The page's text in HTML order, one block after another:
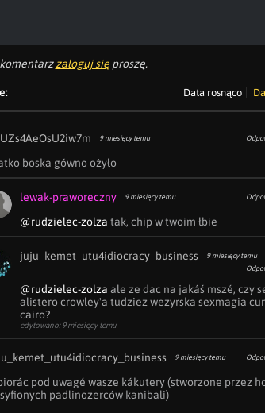
zaloguj sięproszę.
Data rosnąco
9 miesięcy temu
boska gówno ożyło
lewak-praworeczny 9 miesięcy temu
@rudzielec-zolza tak, chip w twoim łbie
juju_kemet_utu4idiocracy_business
9 miesięcy temu
@rudzielec-zolza ale ze dac na jakáś mszé, czy
alistero crowley'a tudziez wezyrska sexmagia
cairo?
edytowano: 9 miesięcy temu
9 miesięcy temu
pod uwagé wasze kákutery (stworzone przez
padlinozerców kanibali)